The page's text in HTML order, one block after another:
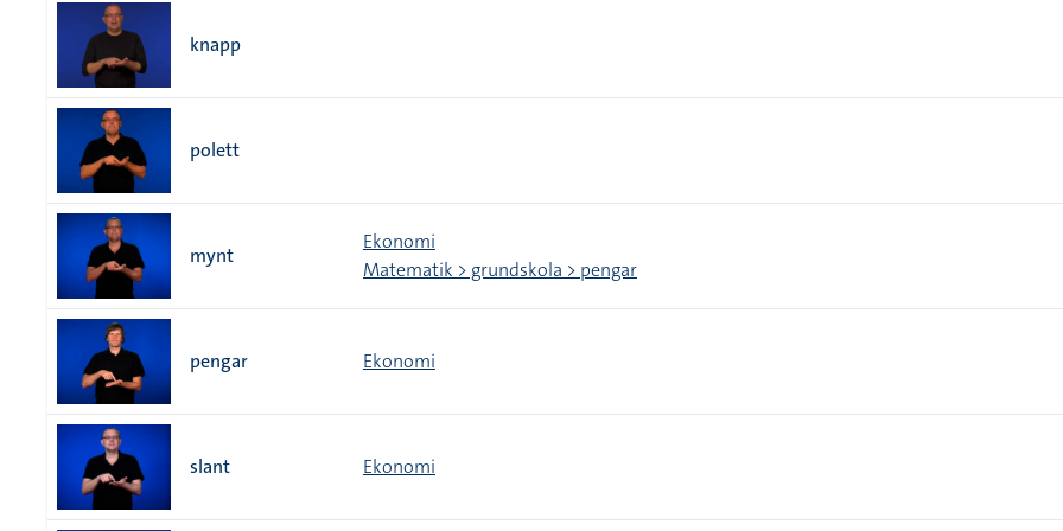
knapp
polett
mynt
Ekonomi
Matematik > grundskola > pengar
pengar Ekonomi
slant Ekonomi